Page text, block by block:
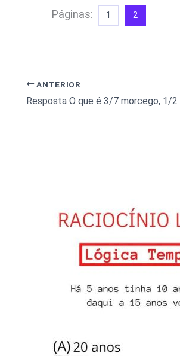
Páginas: 1 2
ANTERIOR